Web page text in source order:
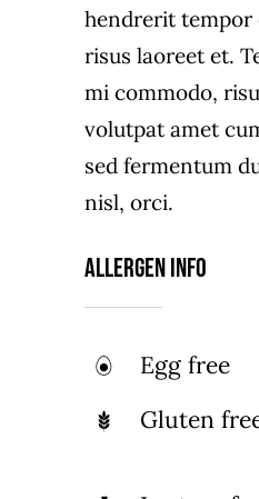
hendrerit tempor
risus laoreet et.
mi commodo,
volutpat amet
sed fermentum
nisl, orci.
Allergen Info
Egg free
Gluten